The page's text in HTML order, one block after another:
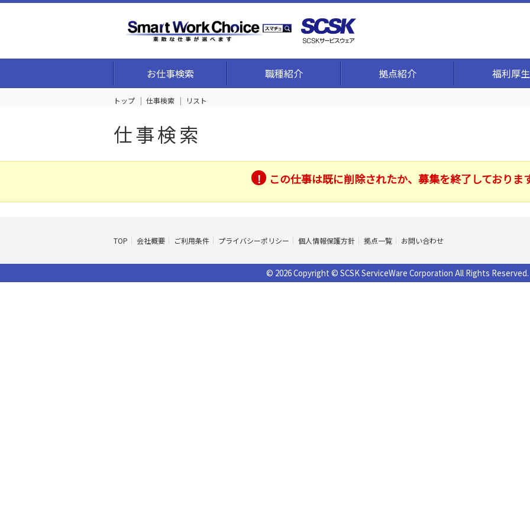
お仕事検索 職種紹介 拠点紹介 福利厚生
トップ 仕事検索 リスト
仕事検索
この仕事は既に削除されたか、募集を終了しておりま
TOP 会社概要 ご利用条件 プライバシーポリシー 個人情報保護方針 拠点一覧 お問い合わせ
© 2026 Copyright © SCSK ServiceWare Corporation All Rights Reserved.